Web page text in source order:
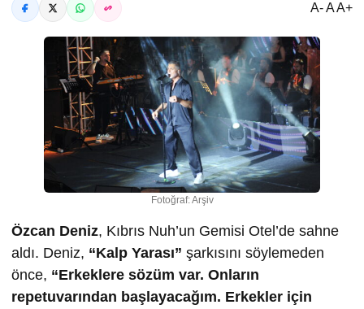
A- A A+
Fotoğraf: Arşiv
Özcan Deniz, Kıbrıs Nuh’un Gemisi Otel’de sahne
aldı. Deniz, “Kalp Yarası” şarkısını söylemeden
önce, “Erkeklere sözüm var. Onların
repetuvarından başlayacağım. Erkekler için